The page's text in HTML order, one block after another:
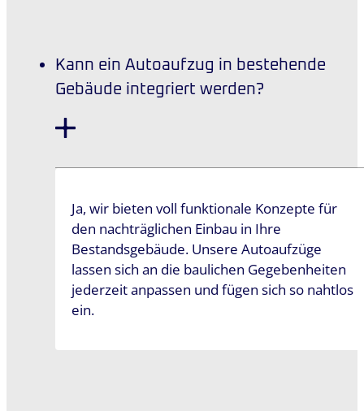
Kann ein Autoaufzug in bestehende
Gebäude integriert werden?
Ja, wir bieten voll funktionale Konzepte für
den nachträglichen Einbau in Ihre
Bestandsgebäude. Unsere Autoaufzüge
lassen sich an die baulichen Gegebenheiten
jederzeit anpassen und fügen sich so nahtlos
ein.